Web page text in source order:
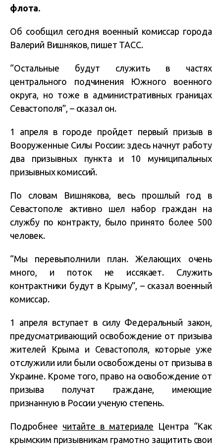
флота.
Об сообщил сегодня военный комиссар города
Валерий Вишняков, пишет ТАСС.
“Остальные будут служить в частях
центрального подчинения Южного военного
округа, но тоже в административных границах
Севастополя”, – сказал он.
1 апреля в городе пройдет первый призыв в
Вооруженные Силы России: здесь начнут работу
два призывных пункта и 10 муниципальных
призывных комиссий.
По словам Вишнякова, весь прошлый год в
Севастополе активно шел набор граждан на
службу по контракту, было принято более 500
человек.
“Мы перевыполнили план. Желающих очень
много, и поток не иссякает. Служить
контрактники будут в Крыму”, – сказал военный
комиссар.
1 апреля вступает в силу Федеральный закон,
предусматривающий освобождение от призыва
жителей Крыма и Севастополя, которые уже
отслужили или были освобождены от призыва в
Украине. Кроме того, право на освобождение от
призыва получат граждане, имеющие
признанную в России ученую степень.
Подробнее читайте в материале Центра “Как
крымским призывникам грамотно защитить свои